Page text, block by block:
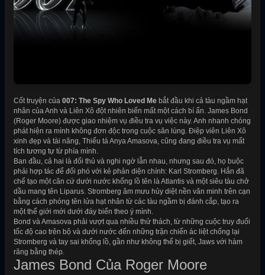
Cốt truyện của 007: The Spy Who Loved Me bắt đầu khi cả tàu ngầm hạt
nhân của Anh và Liên Xô đột nhiên biến mất một cách bí ẩn. James Bond
(Roger Moore) được giao nhiệm vụ điều tra vụ việc này. Anh nhanh chóng
phát hiện ra mình không đơn độc trong cuộc săn lùng. Điệp viên Liên Xô
xinh đẹp và tài năng, Thiếu tá Anya Amasova, cũng đang điều tra vụ mất
tích tương tự từ phía mình.
Ban đầu, cả hai là đối thủ và nghi ngờ lẫn nhau, nhưng sau đó, họ buộc
phải hợp tác để đối phó với kẻ phản diện chính: Karl Stromberg. Hắn đã
chế tạo một căn cứ dưới nước khổng lồ tên là Atlantis và một siêu tàu chở
dầu mang tên Liparus. Stromberg âm mưu hủy diệt nền văn minh trên cạn
bằng cách phóng tên lửa hạt nhân từ các tàu ngầm bị đánh cắp, tạo ra
một thế giới mới dưới đáy biển theo ý mình.
Bond và Amasova phải vượt qua nhiều thử thách, từ những cuộc truy đuổi
tốc độ cao trên bộ và dưới nước đến những trận chiến ác liệt chống lại
Stromberg và tay sai khổng lồ, gần như không thể bị giết, Jaws với hàm
răng bằng thép.
James Bond Của Roger Moore